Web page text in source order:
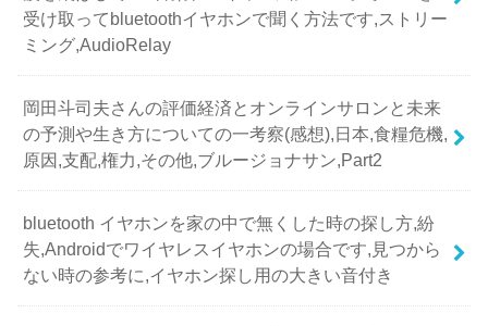
受け取ってbluetoothイヤホンで聞く方法です,ストリー
ミング,AudioRelay
岡田斗司夫さんの評価経済とオンラインサロンと未来
の予測や生き方についての一考察(感想),日本,食糧危機,
原因,支配,権力,その他,ブルージョナサン,Part2
bluetooth イヤホンを家の中で無くした時の探し方,紛
失,Androidでワイヤレスイヤホンの場合です,見つから
ない時の参考に,イヤホン探し用の大きい音付き